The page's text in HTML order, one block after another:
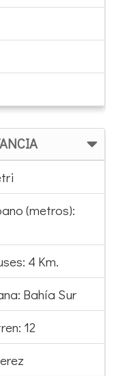
(metros):
4 Km.
Bahía Sur
12